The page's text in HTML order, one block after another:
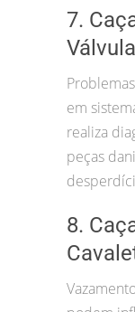
7.
em
realiza
peças
8.